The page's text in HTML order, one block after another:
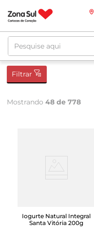
Pesquise aqui
Filtrar
Mostrando 48 de 778
Iogurte Natural Integral
Santa Vitória 200g